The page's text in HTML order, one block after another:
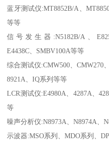
蓝牙测试仪:MT8852B/A、
等等
信号发生器:N5182B/A、
E4438C、SMBV100A等等
综合测试仪:CMW500、CMW270、
8921A、IQ系列等等
LCR测试仪:E4980A、4287A、
等
噪声分析仪:N8973A、N8974A、
示波器:MSO系列、MDO系列、